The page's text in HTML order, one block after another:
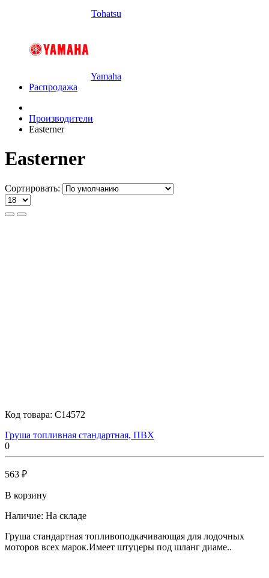
Tohatsu
Yamaha
Распродажа
Производители
Easterner
Easterner
Сортировать:
Код товара: C14572
Груша топливная стандартная, ПВХ
0
563 ₽
В корзину
Наличие: На складе
Груша стандартная топливоподкачивающая для лодочных
моторов всех марок.Имеет штуцеры под шланг диаме..